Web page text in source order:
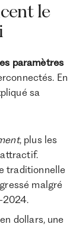
le
paramètres
En
sa
, plus les
traditionnelle
malgré
2024.
dollars, une